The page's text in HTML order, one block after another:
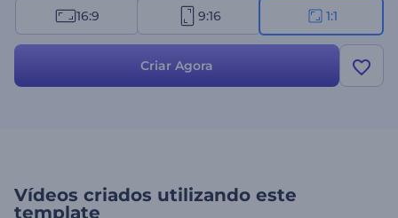
16:9 9:16 1:1
Criar Agora
Vídeos criados utilizando este
template